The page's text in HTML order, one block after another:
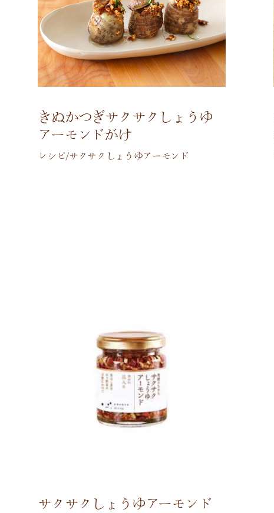
きぬかつぎサクサクしょうゆ
アーモンドがけ
レシピ/サクサクしょうゆアーモンド
サクサクしょうゆアーモンド